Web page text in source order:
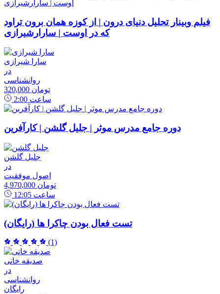
فیلم وبینار تحلیل دنیای درون | از کوزه همان برون تراود
که در اوست | سارارشیرازی
سارا شیرازی
در
روانشناسی
320,000 تومان
2:00 ساعت
دوره جامع مدرس موثر | جلیل گلشن | کارآفرین
جلیل گلشن
در
اصول موفقیت
4,970,000 تومان
12:05 ساعت
تست فعال بودن چاکرا ها (رایگان)
(1)
صدیقه خانی
در
روانشناسی
رایگان